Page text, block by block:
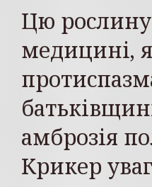
Цю
медицині,
амброзія
Крикер